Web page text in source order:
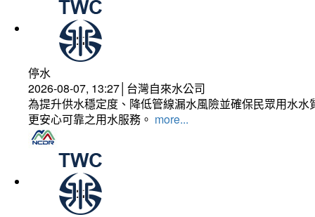
停水
2026-08-07, 13:27│台灣自來水公司
為提升供水穩定度、降低管線漏水風險並確保民眾用水
更安心可靠之用水服務。 more...